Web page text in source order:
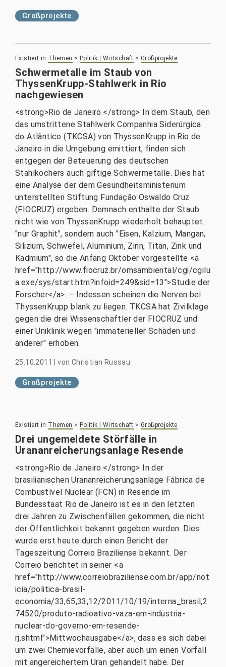
Großprojekte
Existiert in Themen > Politik | Wirtschaft >Großprojekte
Schwermetalle im Staub von
ThyssenKrupp-Stahlwerk in Rio
nachgewiesen
<strong>Rio de Janeiro.</strong> In dem Staub, den
das umstrittene Stahlwerk Companhia Siderúrgica
do Atlântico (TKCSA) von ThyssenKrupp in Rio de
Janeiro in die Umgebung emittiert, finden sich
entgegen der Beteuerung des deutschen
Stahlkochers auch giftige Schwermetalle. Dies hat
eine Analyse der dem Gesundheitsministerium
unterstellten Stiftung Fundação Oswaldo Cruz
(FIOCRUZ) ergeben. Demnach enthalte der Staub
nicht wie von ThyssenKrupp wiederholt behauptet
"nur Graphit", sondern auch "Eisen, Kalzium, Mangan,
Silizium, Schwefel, Aluminium, Zinn, Titan, Zink und
Kadmium", so die Anfang Oktober vorgestellte <a
href="http://www.fiocruz.br/omsambiental/cgi/cgilu
a.exe/sys/start.htm?infoid=249&sid=13">Studie der
Forscher</a>. – Indessen scheinen die Nerven bei
ThyssenKrupp blank zu liegen. TKCSA hat Zivilklage
gegen die drei Wissenschaftler der FIOCRUZ und
einer Uniklinik wegen "immaterieller Schäden und
anderer" erhoben.
25.10.2011 |von Christian Russau
Großprojekte
Existiert in Themen > Politik | Wirtschaft >Großprojekte
Drei ungemeldete Störfälle in
Urananreicherungsanlage Resende
<strong>Rio de Janeiro.</strong> In der
brasilianischen Urananreicherungsanlage Fábrica de
Combustível Nuclear (FCN) in Resende im
Bundesstaat Rio de Janeiro ist es in den letzten
drei Jahren zu Zwischenfällen gekommen, die nicht
der Öffentlichkeit bekannt gegeben wurden. Dies
wurde erst heute durch einen Bericht der
Tageszeitung Correio Braziliense bekannt. Der
Correio berichtet in seiner <a
href="http://www.correiobraziliense.com.br/app/not
icia/politica-brasil-
economia/33,65,33,12/2011/10/19/interna_brasil,2
74520/produto-radioativo-vaza-em-industria-
nuclear-do-governo-em-resende-
rj.shtml">Mittwochausgabe</a>, dass es sich dabei
um zwei Chemievorfälle, aber auch um einen Vorfall
mit angereichertem Uran gehandelt habe. Der